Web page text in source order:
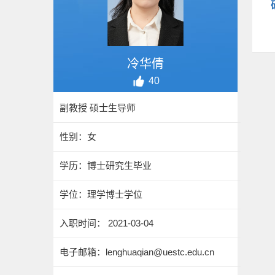
冷华倩
40
副教授 硕士生导师
性别：女
学历：博士研究生毕业
学位：理学博士学位
入职时间： 2021-03-04
电子邮箱： lenghuaqian@uestc.edu.cn